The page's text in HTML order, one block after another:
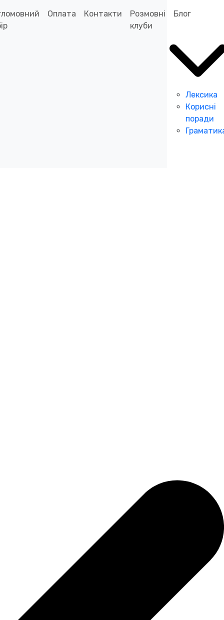
Оплата Контакти
Розмовні
клуби
Блог
Лексика
Корисні
поради